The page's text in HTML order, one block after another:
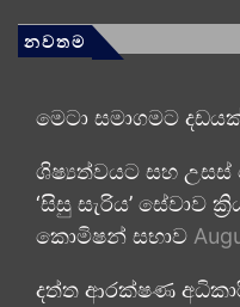
නවතම
මෙටා සමාගමට
ශිෂ්‍යත්වයට සහ
‘සිසු සැරිය’ සේවාව
කොමිෂන් සභාව
දත්ත ආරක්ෂණ